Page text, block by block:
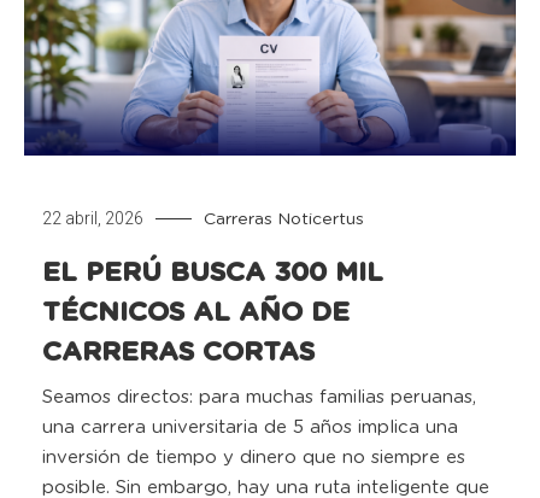
22 abril, 2026 Carreras Noticertus
EL PERÚ BUSCA 300 MIL
TÉCNICOS AL AÑO DE
CARRERAS CORTAS
Seamos directos: para muchas familias peruanas,
una carrera universitaria de 5 años implica una
inversión de tiempo y dinero que no siempre es
posible. Sin embargo, hay una ruta inteligente que